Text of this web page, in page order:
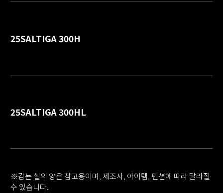
25SALTIGA 300H
25SALTIGA 300HL
※감는 실의 양은 참고용이며, 제조사, 아이템, 텐션에 따라 달라질
수 있습니다.